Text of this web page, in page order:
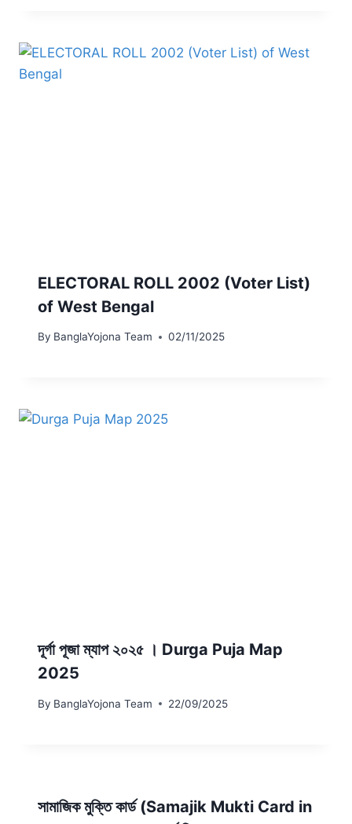
ELECTORAL ROLL 2002 (Voter List)
of West Bengal
By BanglaYojona Team 02/11/2025
দূর্গা পূজা ম্যাপ ২০২৫ । Durga Puja Map
2025
By BanglaYojona Team 22/09/2025
সামাজিক মুক্তি কার্ড (Samajik Mukti Card in